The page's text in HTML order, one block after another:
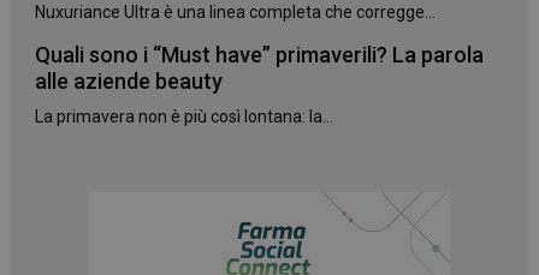
Nuxuriance Ultra è una linea completa che corregge...
Quali sono i “Must have” primaverili? La parola
alle aziende beauty
La primavera non è più così lontana: la...